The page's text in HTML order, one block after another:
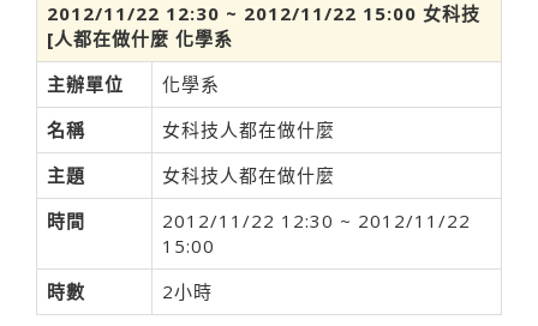
2012/11/22 12:30 ~ 2012/11/22 15:00 女科技
[人都在做什麼 化學系
主辦單位
化學系
名稱
女科技人都在做什麼
主題
女科技人都在做什麼
時間
2012/11/22 12:30 ~ 2012/11/22
15:00
時數
2小時